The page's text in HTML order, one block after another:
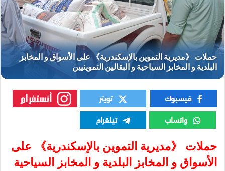
حملات 《مديرية التموين بالإسكندرية》 على
الأسواق و المخابز البلدية و المخابز السياحية